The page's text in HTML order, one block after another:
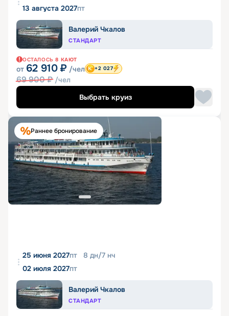
13 августа 2027пт
Валерий Чкалов
СТАНДАРТ
ОСТАЛОСЬ 8 КАЮТ
от 62 910 ₽ /чел
69 900₽ /чел
+2 027
Выбрать круиз
Раннее бронирование
25 июня 2027пт 8 дн/7 нч
02 июля 2027пт
Валерий Чкалов
СТАНДАРТ